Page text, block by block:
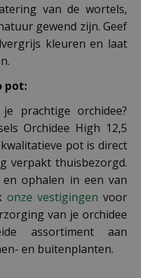
van de wortels,
gewend zijn. Geef
kleuren en laat
pot:
prachtige orchidee?
Orchidee High 12,5
pot is direct
verpakt thuisbezorgd.
ophalen in een van
onze vestigingen voor
van je orchidee
assortiment aan
en buitenplanten.